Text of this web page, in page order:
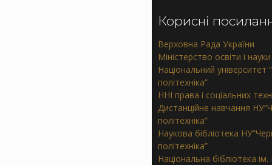
Корисні
Верховна Рада України
Міністерство освіти і
Національний університет
політехніка”
ННІ права і соціальних
Дистанційне навчання
політехніка”
Наукова бібліотека
політехніка”
Національна бібліотека ім.